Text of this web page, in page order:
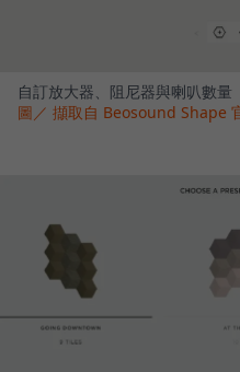
自訂放大器、阻尼器與喇叭數量
圖／ 擷取自 Beosound Shape